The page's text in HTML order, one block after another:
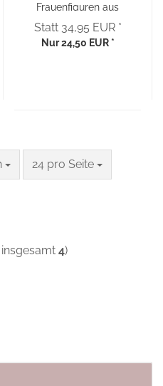
Frauenfiguren aus
Polyresin im
Jugendstil
Statt 34,95 EUR *
Nur 24,50 EUR *
24 pro Seite
pro Seite
4)